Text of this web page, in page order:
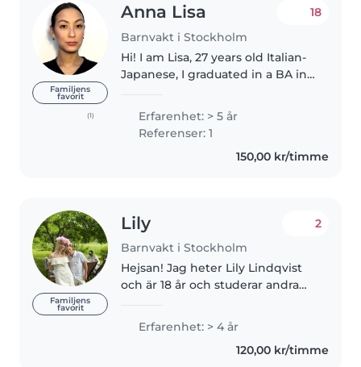
Familjens
favorit
(1)
Anna Lisa
Barnvakt i Stockholm
18
Hi! I am Lisa, 27 years old Italian-
Japanese, I graduated in a BA in
Relations and Human Rights at
University of Padua, and an MA in
International..
Erfarenhet: > 5 år
Referenser: 1
150,00 kr/timme
Familjens
favorit
Lily
Barnvakt i Stockholm
2
Hejsan! Jag heter Lily Lindqvist
och är 18 år och studerar andra
inriktning vård och omsorg. Jag
har otroligt mycket erfarenhet..
Erfarenhet: > 4 år
120,00 kr/timme